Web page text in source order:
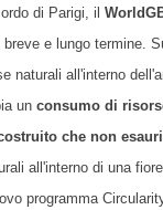
di Parigi, il
breve e lungo termine.
naturali all'interno
un consumo di
che non
all'interno di una
programma